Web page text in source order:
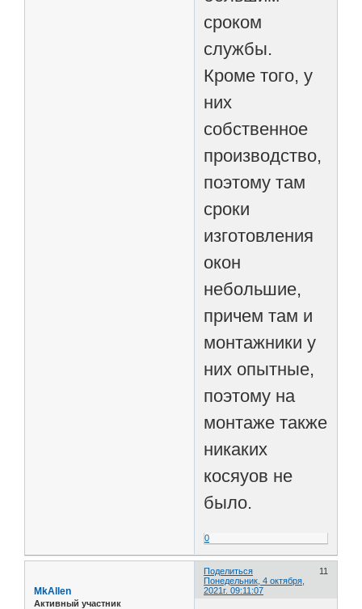
сроком
службы.
Кроме того, у
них
собственное
производство,
поэтому там
сроки
изготовления
окон
небольшие,
причем там и
монтажники у
них опытные,
поэтому на
монтаже также
никаких
косяуов не
было.
0
Поделиться
11
Понедельник, 4 октября,
2021г. 09:11:07
MkAllen
Активный участник